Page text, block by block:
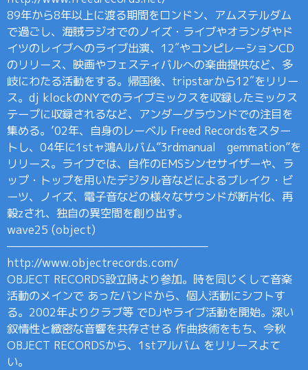
89年から8年以上に渡る期間をロンドン、アムステルダム
で過ごし、海賊ラジオでのノイズ・ライブやオランダやド
イツのレイブへのライブ出演、12″やコンピレーションCD
のリリース、映画やフェスティバルへの楽曲提供など、多
岐にわたる活動をする。帰国後、tripstarから12″をリリー
ス。dj klockのNYでのライブミックスを収録したミックス
テープに収録されるなど、アンダーグラウンドでの注目を
集める。’02年、自身のレーベル Freed Recordsをスター
トし、04年に1stャ鴻Aルバム”3rdmanual gemmation”を
リリース。ライブでは、自作のEMSシンセサイザーや、ラ
ップ・トップを用いたデジタル音などによるブレイク・ビ
ーツ、ノイズ、電子音などの様々なサウンドが断片化、再
穀zされ、独自の異空間を創り出す。
wave25 (object)
———————————————————–
http://www.objectrecords.com/
OBJECT RECORDS設立時より参加。時を同じくして音楽
活動のメインで あったバンドから、個人活動にシフトす
る。2002年よりクラブ等 でDJやライブ活動を開始。深い
叙情性と緻密な音響を共存させる 作曲技術をもち、今秋
OBJECT RECORDSから、1stアルバム をリリースよて
い。